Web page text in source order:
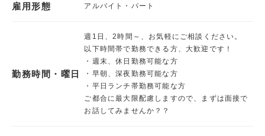
雇用形態 アルバイト・パート
勤務時間・曜日
週1日、2時間～、お気軽にご相談ください。
以下時間帯で勤務できる方、大歓迎です！
・週末、休日勤務可能な方
・早朝、深夜勤務可能な方
・平日ランチ帯勤務可能な方
ご都合に最大限配慮しますので、まずは面接で
お話してみませんか？？